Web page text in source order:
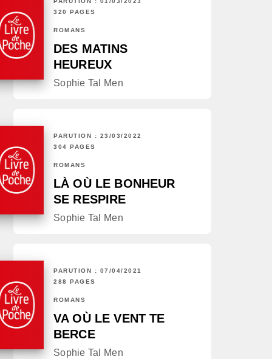
320 PAGES
ROMANS
DES MATINS
HEUREUX
Sophie Tal Men
PARUTION : 23/03/2022
304 PAGES
ROMANS
LÀ OÙ LE BONHEUR
SE RESPIRE
Sophie Tal Men
PARUTION : 07/04/2021
288 PAGES
ROMANS
VA OÙ LE VENT TE
BERCE
Sophie Tal Men